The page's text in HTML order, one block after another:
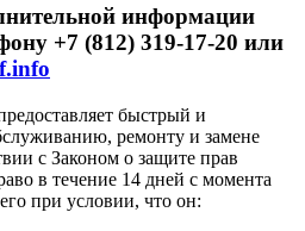
информации
+7 (812) 319-17-20 или
быстрый и
ремонту и замене
с Законом о защите прав
в течение 14 дней с момента
при условии, что он: